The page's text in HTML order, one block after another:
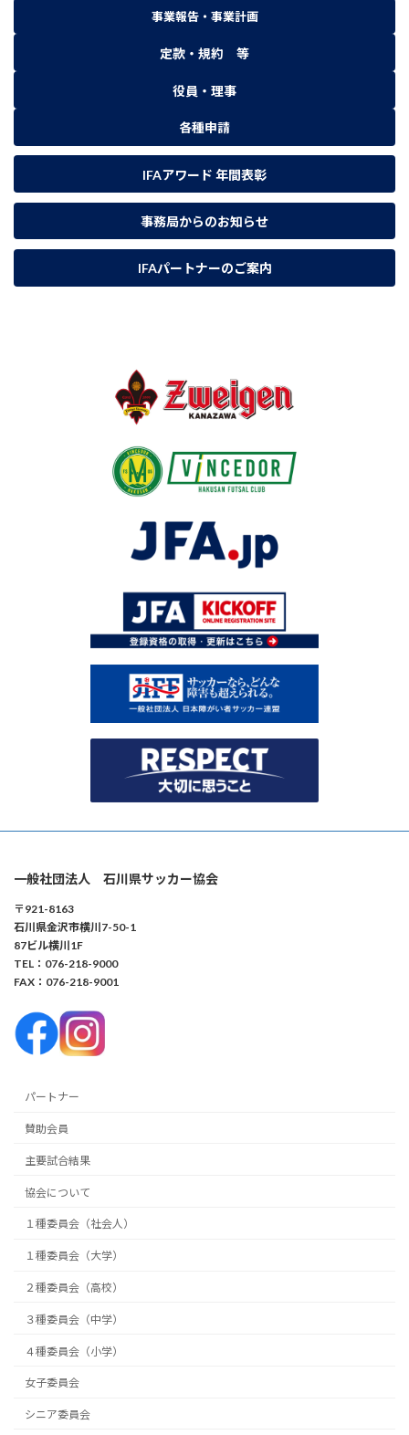
事業報告・事業計画
定款・規約 等
役員・理事
各種申請
IFAアワード 年間表彰
事務局からのお知らせ
IFAパートナーのご案内
一般社団法人 石川県サッカー協会
〒921-8163
石川県金沢市横川7-50-1
87ビル横川1F
TEL：076-218-9000
FAX：076-218-9001
パートナー
賛助会員
主要試合結果
協会について
１種委員会（社会人）
１種委員会（大学）
２種委員会（高校）
３種委員会（中学）
４種委員会（小学）
女子委員会
シニア委員会